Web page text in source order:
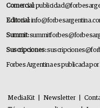
Comercial:
Editorial:
Summit:
Suscripciones:
Forbes Argentina es publicada por
MediaKit Newsletter